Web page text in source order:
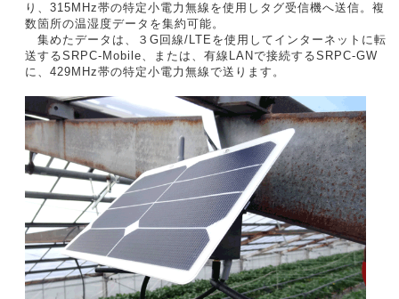
り、315MHz帯の特定小電力無線を使用しタグ受信機へ送信。複
数箇所の温湿度データを集約可能。
集めたデータは、３G回線/LTEを使用してインターネットに転
送するSRPC-Mobile、または、有線LANで接続するSRPC-GW
に、429MHz帯の特定小電力無線で送ります。